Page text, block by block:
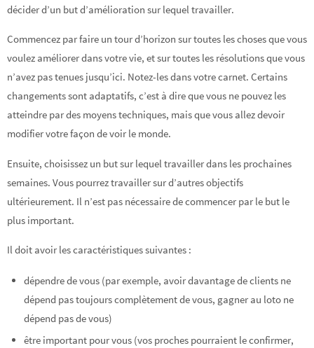
décider d’un but d’amélioration sur lequel travailler.
Commencez par faire un tour d’horizon sur toutes les choses que vous
voulez améliorer dans votre vie, et sur toutes les résolutions que vous
n’avez pas tenues jusqu’ici. Notez-les dans votre carnet. Certains
changements sont adaptatifs, c’est à dire que vous ne pouvez les
atteindre par des moyens techniques, mais que vous allez devoir
modifier votre façon de voir le monde.
Ensuite, choisissez un but sur lequel travailler dans les prochaines
semaines. Vous pourrez travailler sur d’autres objectifs
ultérieurement. Il n’est pas nécessaire de commencer par le but le
plus important.
Il doit avoir les caractéristiques suivantes :
dépendre de vous (par exemple, avoir davantage de clients ne
dépend pas toujours complètement de vous, gagner au loto ne
dépend pas de vous)
être important pour vous (vos proches pourraient le confirmer,